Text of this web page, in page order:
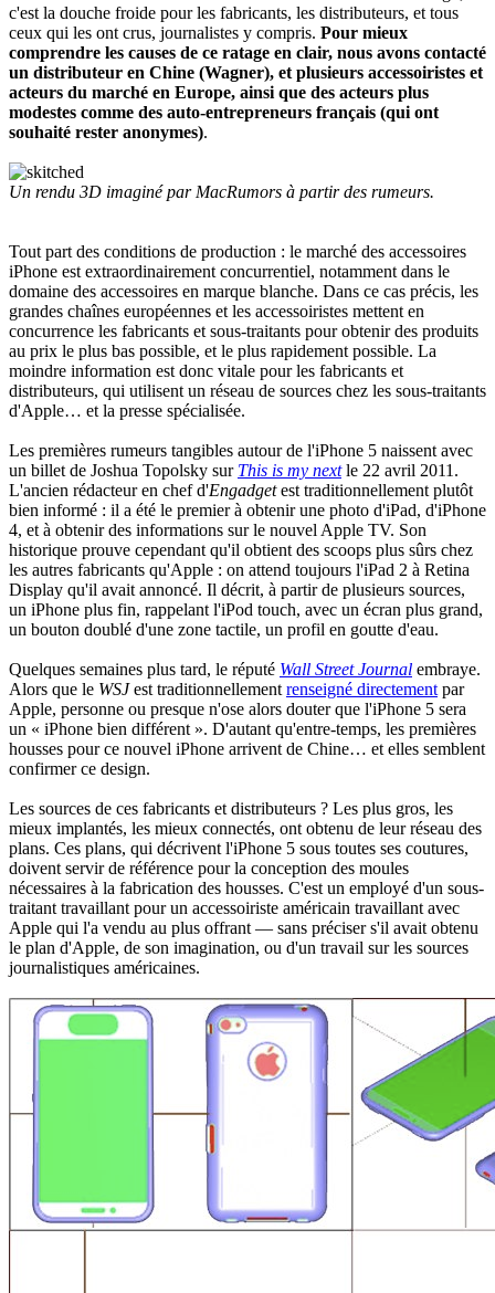
c'est la douche froide pour les fabricants, les distributeurs, et tous
ceux qui les ont crus, journalistes y compris. Pour mieux
comprendre les causes de ce ratage en clair, nous avons contacté
un distributeur en Chine (Wagner), et plusieurs accessoiristes et
acteurs du marché en Europe, ainsi que des acteurs plus
modestes comme des auto-entrepreneurs français (qui ont
souhaité rester anonymes).
Un rendu 3D imaginé par MacRumors à partir des rumeurs.
Tout part des conditions de production : le marché des accessoires
iPhone est extraordinairement concurrentiel, notamment dans le
domaine des accessoires en marque blanche. Dans ce cas précis, les
grandes chaînes européennes et les accessoiristes mettent en
concurrence les fabricants et sous-traitants pour obtenir des produits
au prix le plus bas possible, et le plus rapidement possible. La
moindre information est donc vitale pour les fabricants et
distributeurs, qui utilisent un réseau de sources chez les sous-traitants
d'Apple… et la presse spécialisée.
Les premières rumeurs tangibles autour de l'iPhone 5 naissent avec
un billet de Joshua Topolsky sur This is my nextle 22 avril 2011.
L'ancien rédacteur en chef d'Engadgetest traditionnellement plutôt
bien informé : il a été le premier à obtenir une photo d'iPad, d'iPhone
4, et à obtenir des informations sur le nouvel Apple TV. Son
historique prouve cependant qu'il obtient des scoops plus sûrs chez
les autres fabricants qu'Apple : on attend toujours l'iPad 2 à Retina
Display qu'il avait annoncé. Il décrit, à partir de plusieurs sources,
un iPhone plus fin, rappelant l'iPod touch, avec un écran plus grand,
un bouton doublé d'une zone tactile, un profil en goutte d'eau.
Quelques semaines plus tard, le réputé Wall Street Journal embraye.
Alors que le WSJest traditionnellement renseigné directement par
Apple, personne ou presque n'ose alors douter que l'iPhone 5 sera
un « iPhone bien différent ». D'autant qu'entre-temps, les premières
housses pour ce nouvel iPhone arrivent de Chine… et elles semblent
confirmer ce design.
Les sources de ces fabricants et distributeurs ? Les plus gros, les
mieux implantés, les mieux connectés, ont obtenu de leur réseau des
plans. Ces plans, qui décrivent l'iPhone 5 sous toutes ses coutures,
doivent servir de référence pour la conception des moules
nécessaires à la fabrication des housses. C'est un employé d'un sous-
traitant travaillant pour un accessoiriste américain travaillant avec
Apple qui l'a vendu au plus offrant — sans préciser s'il avait obtenu
le plan d'Apple, de son imagination, ou d'un travail sur les sources
journalistiques américaines.